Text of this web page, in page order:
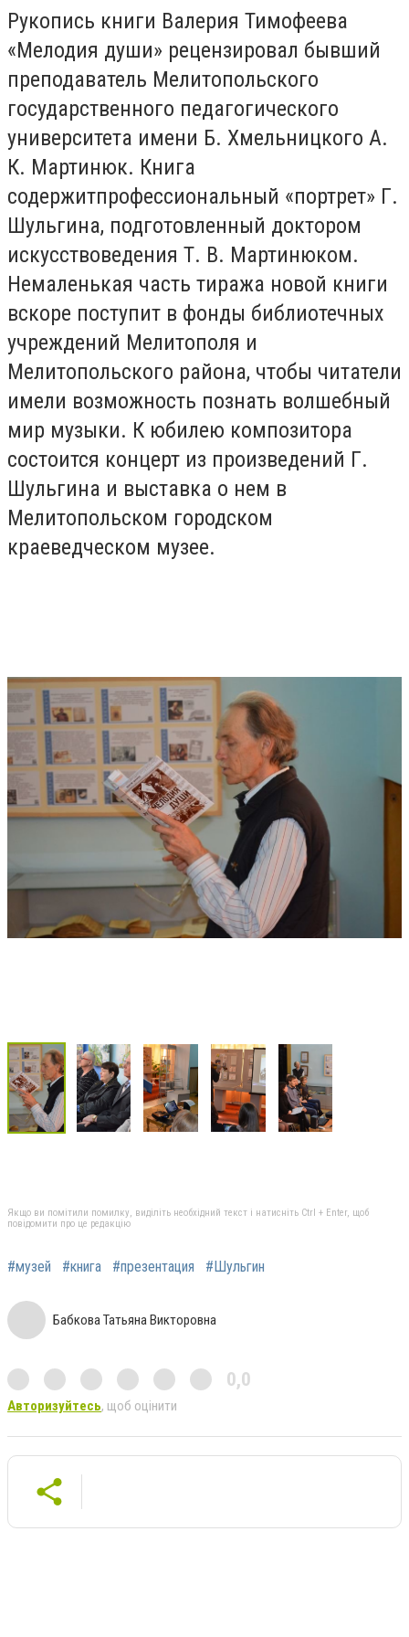
Рукопись книги Валерия Тимофеева
«Мелодия души» рецензировал бывший
преподаватель Мелитопольского
государственного педагогического
университета имени Б. Хмельницкого А.
К. Мартинюк. Книга
содержитпрофессиональный «портрет» Г.
Шульгина, подготовленный доктором
искусствоведения Т. В. Мартинюком.
Немаленькая часть тиража новой книги
вскоре поступит в фонды библиотечных
учреждений Мелитополя и
Мелитопольского района, чтобы читатели
имели возможность познать волшебный
мир музыки. К юбилею композитора
состоится концерт из произведений Г.
Шульгина и выставка о нем в
Мелитопольском городском
краеведческом музее.
Якщо ви помітили помилку, виділіть необхідний текст і натисніть Ctrl + Enter, щоб
повідомити про це редакцію
#музей #книга #презентация #Шульгин
Бабкова Татьяна Викторовна
0,0
Авторизуйтесь, щоб оцінити